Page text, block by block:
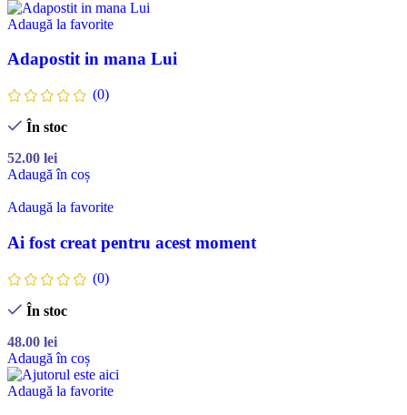
Adaugă la favorite
Adapostit in mana Lui
(0)
În stoc
52.00 lei
Adaugă în coș
Adaugă la favorite
Ai fost creat pentru acest moment
(0)
În stoc
48.00 lei
Adaugă în coș
Adaugă la favorite